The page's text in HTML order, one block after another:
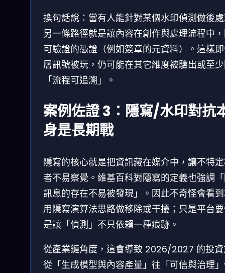
換句話說：當有人能針對某個水印偵測做後
另一條路徑就是讓內容在創作與處理流程中
可驗證的憑證（例如簽章的元資料）。這樣
層訊號被玩，仍可能在其它維度被驗出或至
「流程可追溯」。
案例佐證 3：隱寫/水印對抗
身是長期戰
隱寫的核心就是把資訊藏在媒介中，讓不特
者不易察覺。維基百科對隱寫的定義也強調
訊息的存在不易被發現」。因此不奇怪會看
用隱寫演算法思路做移除或干擾；只是平台
是讓「偵測」不只依賴一種痕跡。
從產業鏈角度，這會導致 2026/2027 的投
從「生成模型與內容產量」往「可信與治理